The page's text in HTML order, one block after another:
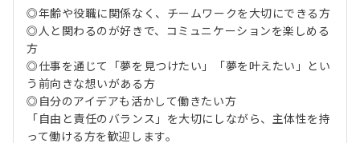
◎年齢や役職に関係なく、チームワークを大切にできる方
◎人と関わるのが好きで、コミュニケーションを楽しめる
方
◎仕事を通じて「夢を見つけたい」「夢を叶えたい」とい
う前向きな想いがある方
◎自分のアイデアも活かして働きたい方
「自由と責任のバランス」を大切にしながら、主体性を持
って働ける方を歓迎します。